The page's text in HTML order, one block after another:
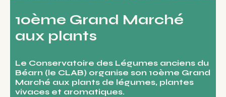
10ème Grand Marché
aux plants
Le Conservatoire des Légumes anciens du
Béarn (le CLAB) organise son 10ème Grand
Marché aux plants de légumes, plantes
vivaces et aromatiques.